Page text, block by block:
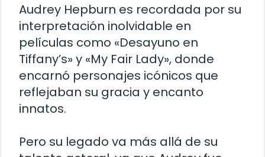
Audrey Hepburn es recordada por su
interpretación inolvidable en
películas como «Desayuno en
Tiffany’s» y «My Fair Lady», donde
encarnó personajes icónicos que
reflejaban su gracia y encanto
innatos.
Pero su legado va más allá de su